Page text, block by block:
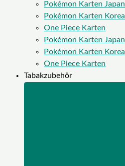
Pokémon Karten Japan
Pokémon Karten Korea
One Piece Karten
Pokémon Karten Japan
Pokémon Karten Korea
One Piece Karten
Tabakzubehör